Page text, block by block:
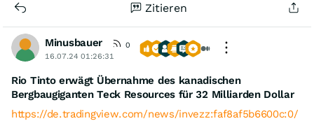
Zitieren
Minusbauer
0
16.07.24 01:26:31
Rio Tinto erwägt Übernahme des kanadischen
Bergbaugiganten Teck Resources für 32 Milliarden Dollar
https://de.tradingview.com/news/invezz:faf8af5b6600c:0/